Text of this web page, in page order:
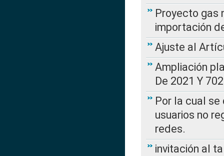
Proyecto gas
importación
Ajuste al
Ampliación
De 2021 Y
Por la cual
usuarios no
redes.
invitación al